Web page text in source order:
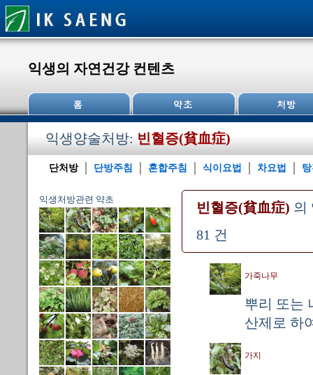
익생의 자연건강 컨텐츠
익생양술처방: 빈혈증(貧血症)
단처방 단방주침 혼합주침 식이요법 차요법
익생처방관련 약초
빈혈증(貧血症) 의
81 건
가죽나무
뿌리 또는
산제로 하
가지